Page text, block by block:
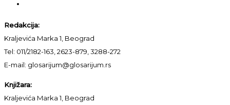
Redakcija:
Kraljevića Marka 1, Beograd
Tel: 011/2182-163, 2623-879, 3288-272
E-mail: glosarijum@glosarijum.rs
Knjižara:
Kraljevića Marka 1, Beograd